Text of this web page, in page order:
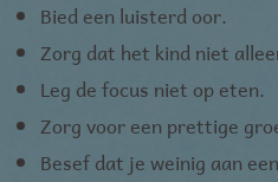
Bied een luisterd oor.
Zorg dat het kind niet
Leg de focus niet op eten.
Zorg voor een prettige
Besef dat je weinig aan
_GRECAPTCHA .google.com